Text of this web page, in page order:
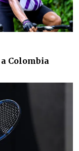
Colombia